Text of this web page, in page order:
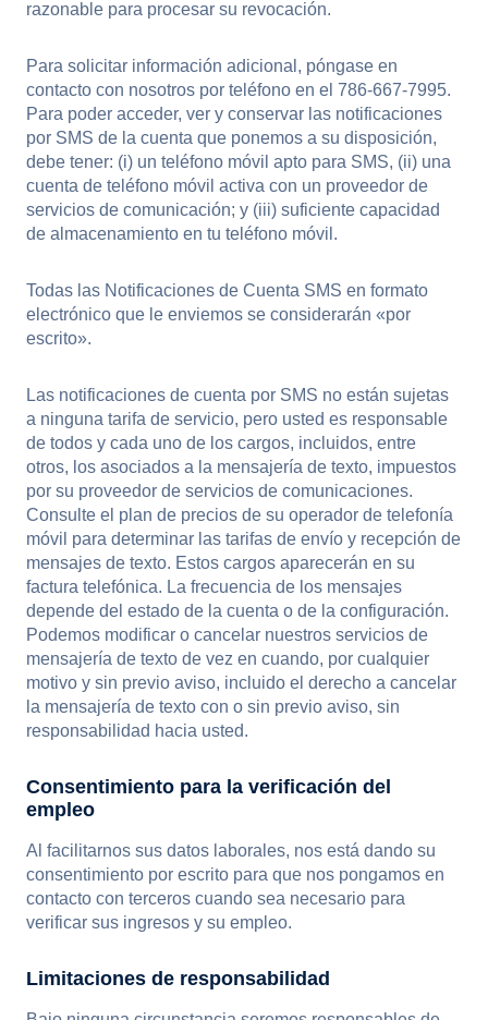
razonable para procesar su revocación.
Para solicitar información adicional, póngase en
contacto con nosotros por teléfono en el 786-667-7995.
Para poder acceder, ver y conservar las notificaciones
por SMS de la cuenta que ponemos a su disposición,
debe tener: (i) un teléfono móvil apto para SMS, (ii) una
cuenta de teléfono móvil activa con un proveedor de
servicios de comunicación; y (iii) suficiente capacidad
de almacenamiento en tu teléfono móvil.
Todas las Notificaciones de Cuenta SMS en formato
electrónico que le enviemos se considerarán «por
escrito».
Las notificaciones de cuenta por SMS no están sujetas
a ninguna tarifa de servicio, pero usted es responsable
de todos y cada uno de los cargos, incluidos, entre
otros, los asociados a la mensajería de texto, impuestos
por su proveedor de servicios de comunicaciones.
Consulte el plan de precios de su operador de telefonía
móvil para determinar las tarifas de envío y recepción de
mensajes de texto. Estos cargos aparecerán en su
factura telefónica. La frecuencia de los mensajes
depende del estado de la cuenta o de la configuración.
Podemos modificar o cancelar nuestros servicios de
mensajería de texto de vez en cuando, por cualquier
motivo y sin previo aviso, incluido el derecho a cancelar
la mensajería de texto con o sin previo aviso, sin
responsabilidad hacia usted.
Consentimiento para la verificación del
empleo
Al facilitarnos sus datos laborales, nos está dando su
consentimiento por escrito para que nos pongamos en
contacto con terceros cuando sea necesario para
verificar sus ingresos y su empleo.
Limitaciones de responsabilidad